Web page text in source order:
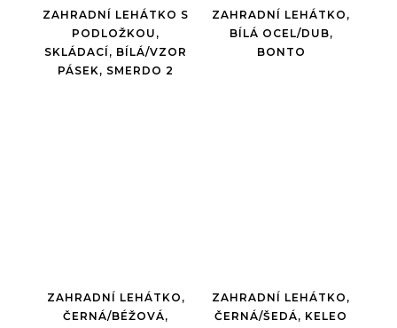
ZAHRADNÍ LEHÁTKO S
PODLOŽKOU,
SKLÁDACÍ, BÍLÁ/VZOR
PÁSEK, SMERDO 2
ZAHRADNÍ LEHÁTKO,
BÍLÁ OCEL/DUB,
BONTO
ZAHRADNÍ LEHÁTKO,
ČERNÁ/BÉŽOVÁ,
ZAHRADNÍ LEHÁTKO,
ČERNÁ/ŠEDÁ, KELEO